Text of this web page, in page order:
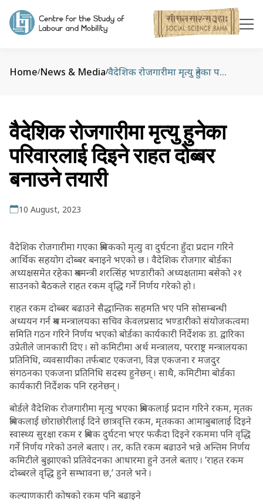
Home/News & Media/ वैदेशिक रोजगारीमा मृत्यु हुनेका परिवारलाई दिइने राहत दोब्बर बनाउने तयारी
वैदेशिक रोजगारीमा मृत्यु हुनेका
परिवारलाई दिइने राहत दोब्बर
बनाउने तयारी
10 August, 2023
वैदेशिक रोजगारीमा गएका श्रमिकको मृत्यु वा दुर्घटना हुँदा प्रदान गरिने
आर्थिक सहयोग दोब्बर बनाइने भएको छ । वैदेशिक रोजगार बोर्डका
अध्यक्षसमेत रहेका श्रममन्त्री शरत्सिंह भण्डारीको अध्यक्षतामा बसेको २१
साउनको बैठकले राहत रकम वृद्धि गर्ने निर्णय गरेको हो ।
राहत रकम दोब्बर बढाउने सैद्धान्तिक सहमति भए पनि सोसम्बन्धी
अध्ययन गर्न श्रम मन्त्रालयका सचिव केवलप्रसाद भण्डारीको संयोजकत्वमा
समिति गठन गरिने निर्णय भएको बोर्डका कार्यकारी निर्देशक डा. द्वारिका
उप्रेतीले जानकारी दिए । सो कमिटीमा अर्थ मन्त्रालय, परराष्ट्र मन्त्रालयका
प्रतिनिधि, व्यवसायीका तर्फबाट एकजना, विज्ञ एकजना र मजदुर
संगठनका एकजना प्रतिनिधि सदस्य हुनेछन् । साथै, कमिटीमा बोर्डका
कार्यकारी निर्देशक पनि रहनेछन् ।
बोर्डले वैदेशिक रोजगारीमा मृत्यु भएका श्रमिकलाई प्रदान गरिने रकम, मृतक
श्रमिकलाई छोराछोरीलाई दिने छात्रवृत्ति रकम, मृतकका आमाबुबालाई दिइने
स्वास्थ्य सुरक्षा रकम र श्रमिक दुर्घटना भएर फर्कँदा दिइने रकममा पनि वृद्धि
गर्ने निर्णय गरेको उनले बताए । तर, कति रकम बढाउने भन्ने अन्तिम निर्णय
कमिटीले बुझाएको प्रतिवेदनका आधारमा हुने उनले बताए । ‘राहत रकम
दोब्बरले वृद्धि हुने सम्भावना छ,’ उनले भने ।
कल्याणकारी कोषको रकम पनि बढाइने